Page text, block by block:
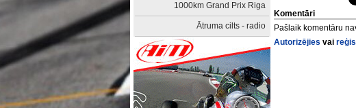
1000km Grand Prix Riga
Ātruma cilts - radio
Komentāri
Pašlaik komentāru
Autorizējies vai